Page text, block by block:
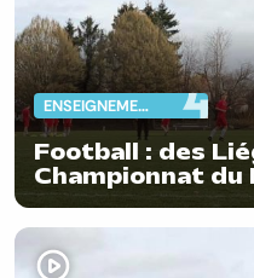
ENSEIGNEMENT
Football : des
Championnat du